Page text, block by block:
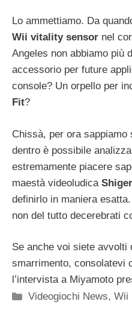
Lo ammettiamo. Da
Wii vitality sensor nel
Angeles non abbiamo più
accessorio per future
console? Un orpello per
Fit?
Chissà, per ora
dentro è possibile
estremamente piacere
maestà videoludica
definirlo in maniera
non del tutto decerebrati
Se anche voi siete avvolti
smarrimento, consolatevi
l’intervista a Miyamoto
Categorie
Videogiochi News,Wii